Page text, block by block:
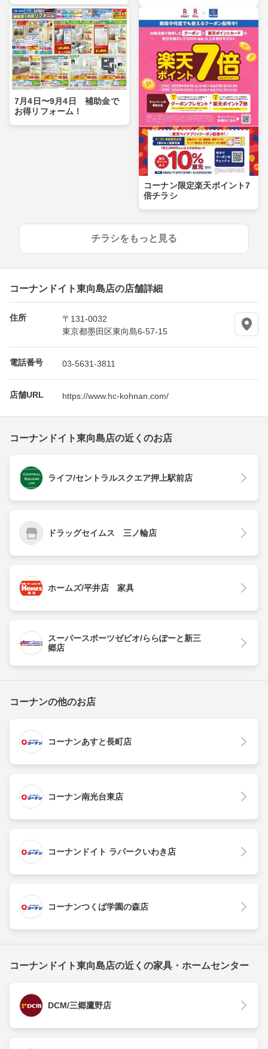
7月4日〜9月4日 補助金で
お得リフォーム！
コーナン限定楽天ポイント7
倍チラシ
チラシをもっと見る
コーナンドイト東向島店の店舗詳細
住所
〒131-0032
東京都墨田区東向島6-57-15
電話番号 03-5631-3811
店舗URL https://www.hc-kohnan.com/
コーナンドイト東向島店の近くのお店
ライフ/セントラルスクエア押上駅前店
ドラッグセイムス 三ノ輪店
ホームズ/平井店 家具
スーパースポーツゼビオ/ららぽーと新三
郷店
コーナンの他のお店
コーナンあすと長町店
コーナン南光台東店
コーナンドイト ラパークいわき店
コーナンつくば学園の森店
コーナンドイト東向島店の近くの家具・ホームセンター
DCM/三郷鷹野店